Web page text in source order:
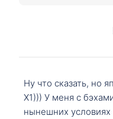
Ну что сказать, но
X1))) У меня с
нынешних